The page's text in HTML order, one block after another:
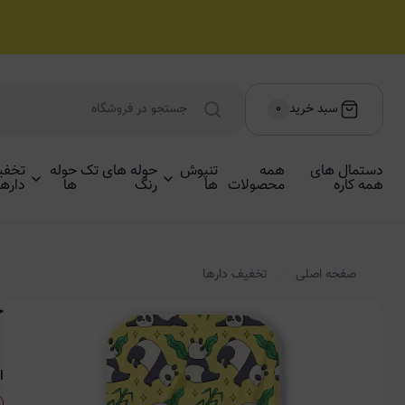
سبد خرید ۰
دستمال های
همه کاره
همه
محصولات
تنپوش
ها
حوله های تک
رنگ
حوله
ها
صفحه اصلی تخفیف دارها